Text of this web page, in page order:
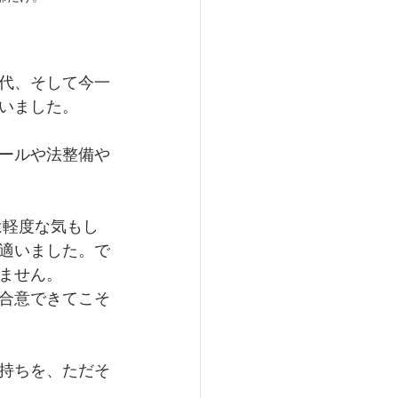
、そして今一
ました。
ルや法整備や
度な気もし
いました。で
せん。
意できてこそ
ちを、ただそ